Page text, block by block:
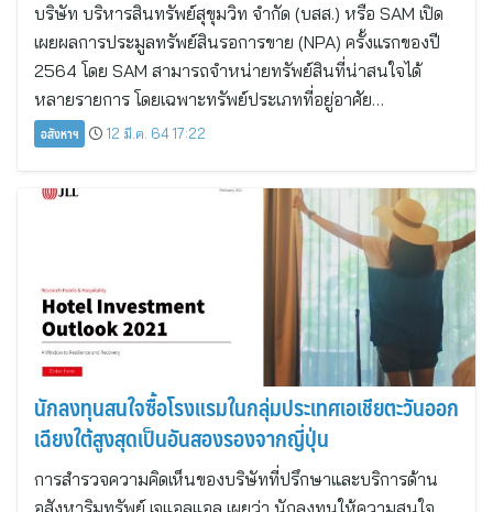
บริษัท บริหารสินทรัพย์สุขุมวิท จำกัด (บสส.) หรือ SAM เปิด
เผยผลการประมูลทรัพย์สินรอการขาย (NPA) ครั้งแรกของปี
2564 โดย SAM สามารถจำหน่ายทรัพย์สินที่น่าสนใจได้
หลายรายการ โดยเฉพาะทรัพย์ประเภทที่อยู่อาศัย…
อสังหาฯ 12 มี.ค. 64 17:22
นักลงทุนสนใจซื้อโรงแรมในกลุ่มประเทศเอเชียตะวันออก
เฉียงใต้สูงสุดเป็นอันสองรองจากญี่ปุ่น
การสำรวจความคิดเห็นของบริษัทที่ปรึกษาและบริการด้าน
อสังหาริมทรัพย์ เจแอลแอล เผยว่า นักลงทุนให้ความสนใจ